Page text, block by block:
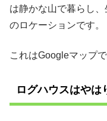
は静かな山で暮らし
のロケーションです。
これはGoogleマップ
ログハウスはやは